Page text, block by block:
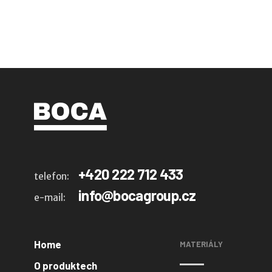
telefon: +420 222 712 433
e-mail: info@bocagroup.cz
Home
O produktech
MATERIÁLY